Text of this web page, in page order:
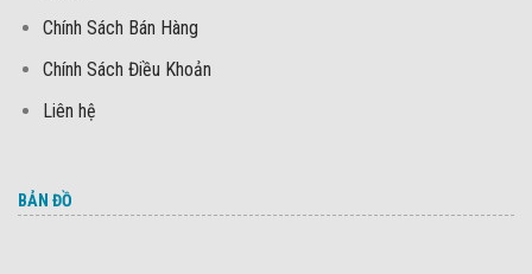
Chính Sách Bán Hàng
Chính Sách Điều Khoản
Liên hệ
BẢN ĐỒ